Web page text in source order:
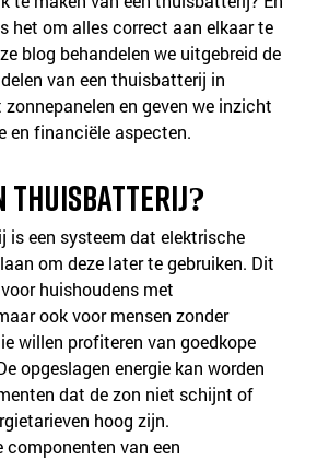
het om alles correct aan elkaar te
blog behandelen we uitgebreid de
van een thuisbatterij in
en geven we inzicht
en financiële aspecten.
thuisbatterij?
is een systeem dat elektrische
om deze later te gebruiken. Dit
huishoudens met
ook voor mensen zonder
willen profiteren van goedkope
opgeslagen energie kan worden
dat de zon niet schijnt of
hoog zijn.
componenten van een